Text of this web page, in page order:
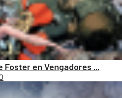
Foster en Vengadores ...